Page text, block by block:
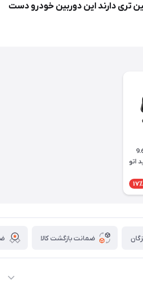
تری دارند این دوربین خودرو دست
وقایع 9.66
اتو
17٪
ضمانت بازگشت کالا